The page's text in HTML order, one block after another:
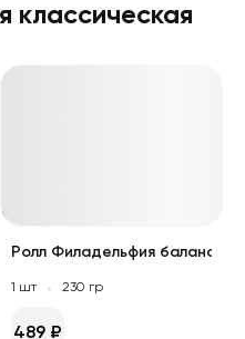
классическая
Ролл Филадельфия баланс
1 шт 230 гр
489 ₽